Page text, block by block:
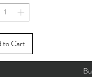
to Cart